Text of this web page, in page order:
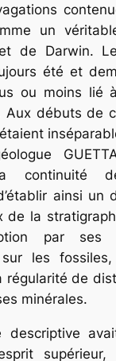
un
de Darwin.
été et
ou moins lié
Aux débuts de
continuité
ainsi un
de la
par ses
sur les
régularité de
minérales.
descriptive